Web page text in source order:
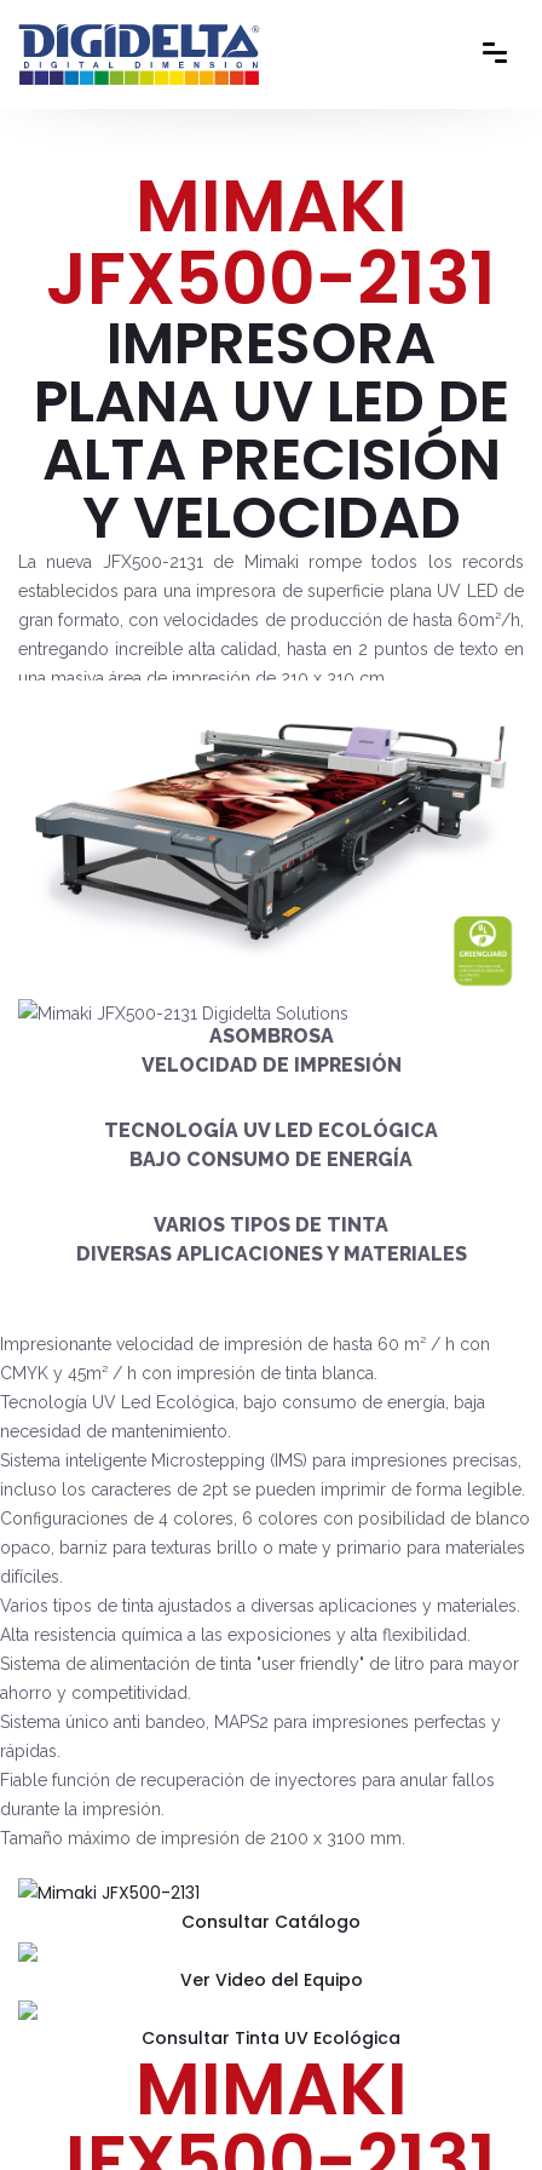
MIMAKI
JFX500-2131
IMPRESORA
PLANA UV LED DE
ALTA PRECISIÓN
Y VELOCIDAD
La nueva JFX500-2131 de Mimaki rompe todos los records
establecidos para una impresora de superficie plana UV LED de
gran formato, con velocidades de producción de hasta 60m²/h,
entregando increíble alta calidad, hasta en 2 puntos de texto en
una masiva área de impresión de 210 x 310 cm.
ASOMBROSA
VELOCIDAD DE IMPRESIÓN
TECNOLOGÍA UV LED ECOLÓGICA
BAJO CONSUMO DE ENERGÍA
VARIOS TIPOS DE TINTA
DIVERSAS APLICACIONES Y MATERIALES
Impresionante velocidad de impresión de hasta 60 m² / h con
CMYK y 45m² / h con impresión de tinta blanca.
Tecnología UV Led Ecológica, bajo consumo de energía, baja
necesidad de mantenimiento.
Sistema inteligente Microstepping (IMS) para impresiones precisas,
incluso los caracteres de 2pt se pueden imprimir de forma legible.
Configuraciones de 4 colores, 6 colores con posibilidad de blanco
opaco, barniz para texturas brillo o mate y primario para materiales
difíciles.
Varios tipos de tinta ajustados a diversas aplicaciones y materiales.
Alta resistencia química a las exposiciones y alta flexibilidad.
Sistema de alimentación de tinta "user friendly" de litro para mayor
ahorro y competitividad.
Sistema único anti bandeo, MAPS2 para impresiones perfectas y
rápidas.
Fiable función de recuperación de inyectores para anular fallos
durante la impresión.
Tamaño máximo de impresión de 2100 x 3100 mm.
Consultar Catálogo
Ver Video del Equipo
Consultar Tinta UV Ecológica
MIMAKI